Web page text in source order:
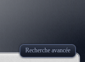
Recherche avancée